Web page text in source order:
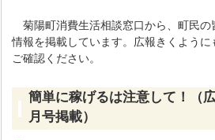
菊陽町消費生活相談窓口から、町民の
情報を掲載しています。広報きくように
ご確認ください。
簡単に稼げるは注意して！（
月号掲載）